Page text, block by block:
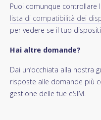
Puoi comunque controllare
lista di compatibilità dei
per vedere se il tuo
Hai altre domande?
Dai un’occhiata alla nostra
risposte alle domande più
gestione delle tue eSIM.